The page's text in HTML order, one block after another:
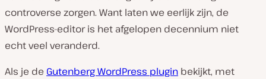
controverse zorgen. Want laten we eerlijk zijn, de
WordPress-editor is het afgelopen decennium niet
echt veel veranderd.
Als je de Gutenberg WordPress plugin bekijkt, met